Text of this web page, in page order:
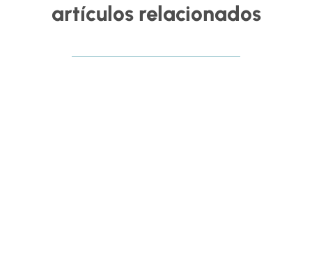
artículos relacionados